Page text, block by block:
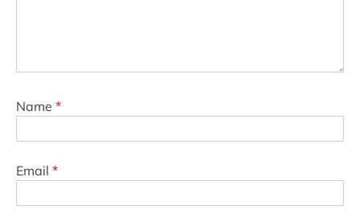
Name *
Email *